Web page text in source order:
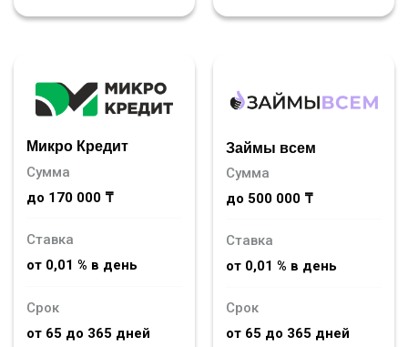
Микро Кредит
Сумма
до 170 000 ₸
Ставка
от 0,01 % в день
Срок
от 65 до 365 дней
Займы всем
Сумма
до 500 000 ₸
Ставка
от 0,01 % в день
Срок
от 65 до 365 дней